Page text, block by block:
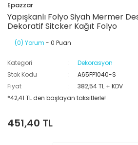
Epazzar
Yapışkanlı Folyo Siyah Mermer
Dekoratif Sitcker Kağıt Folyo
(0) Yorum - 0 Puan
Kategori
Dekorasyon
Stok Kodu
A65FP1040-S
Fiyat
382,54 TL + KDV
*42,41 TL den başlayan taksitlerle!
451,40 TL